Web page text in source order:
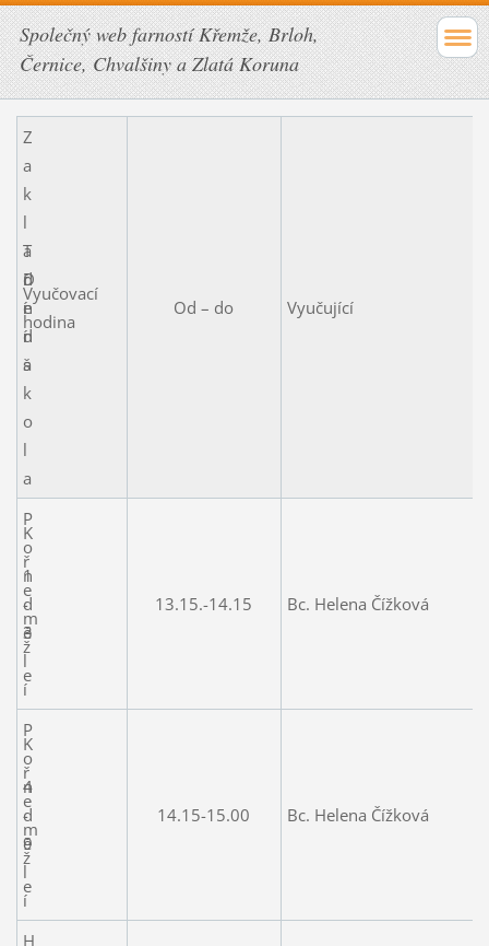
Společný web farností Křemže, Brloh,
Černice, Chvalšiny a Zlatá Koruna
Z
a
k
l
a
d
n
í
š
k
o
l
a
T
ř
í
d
a
D
e
n
Vyučovací
hodina
Od – do Vyučující
K
ř
e
m
ž
e
1
-
3
P
o
n
d
ě
l
í
13.15.-14.15 Bc. Helena Čížková
K
ř
e
m
ž
e
4
-
9
P
o
n
d
ě
l
í
14.15-15.00 Bc. Helena Čížková
H